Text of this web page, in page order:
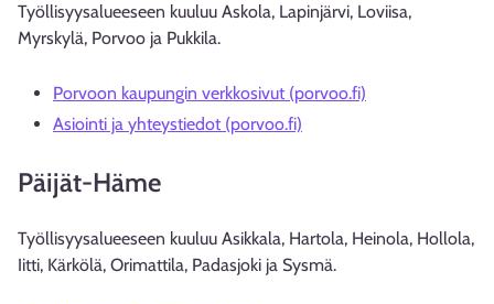
Työllisyysalueeseen kuuluu Askola, Lapinjärvi, Loviisa,
Myrskylä, Porvoo ja Pukkila.
Porvoon kaupungin verkkosivut (porvoo.fi)
Asiointi ja yhteystiedot (porvoo.fi)
Päijät-Häme
Työllisyysalueeseen kuuluu Asikkala, Hartola, Heinola, Hollola,
Iitti, Kärkölä, Orimattila, Padasjoki ja Sysmä.